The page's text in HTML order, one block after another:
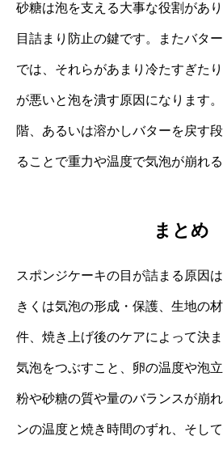
砂糖は泡を支える大事な役割があ
目詰まり防止の鍵です。またバタ
では、それらがあまり冷たすぎた
が悪いと泡を潰す原因になります
階、あるいは溶かしバターを戻す
ることで重力や温度で気泡が崩れる
まとめ
スポンジケーキの目が詰まる原因
きくは気泡の形成・保護、生地の
件、焼き上げ後のケアによって決
気泡をつぶすこと、卵の温度や泡
粉や砂糖の質や量のバランスが崩
ンの温度と焼き時間のずれ、そし